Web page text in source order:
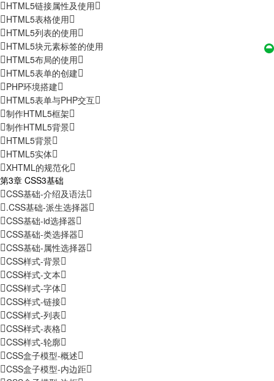
HTML5链接属性及使用
HTML5表格使用
HTML5列表的使用
HTML5块元素标签的使用
HTML5布局的使用
HTML5表单的创建
PHP环境搭建
HTML5表单与PHP交互
制作HTML5框架
制作HTML5背景
HTML5背景
HTML5实体
XHTML的规范化
第3章 CSS3基础
CSS基础-介绍及语法
.CSS基础-派生选择器
CSS基础-id选择器
CSS基础-类选择器
CSS基础-属性选择器
CSS样式-背景
CSS样式-文本
CSS样式-字体
CSS样式-链接
CSS样式-列表
CSS样式-表格
CSS样式-轮廓
CSS盒子模型-概述
CSS盒子模型-内边距